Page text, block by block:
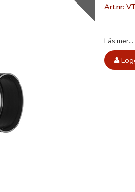
Art.nr:
Läs mer...